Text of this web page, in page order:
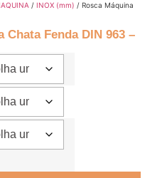
/ INOX (mm) / Rosca Máquina
Chata Fenda DIN 963 –